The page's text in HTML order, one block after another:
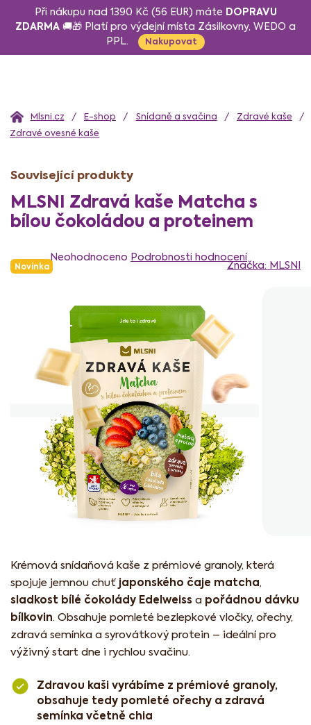
Při nákupu nad 1390 Kč (56 EUR) máte DOPRAVU
ZDARMA 🚚🎁 Platí pro výdejní místa Zásilkovny, WEDO a
PPL.
Nakupovat
Domů E-shop Snídaně a svačina
Zdravé kaše
Zdravé ovesné kaše
MLSNI Zdravá kaše Matcha s
bílou čokoládou a proteinem
Novinka
hodnocení
produktu
hvězdiček.
Neohodnoceno Podrobnosti hodnocení
Značka: MLSNI
Krémová snídaňová kaše z prémiové granoly, která
spojuje jemnou chuť japonského čaje matcha,
sladkost bílé čokolády Edelweiss a pořádnou dávku
bílkovin. Obsahuje pomleté bezlepkové vločky, ořechy,
zdravá semínka a syrovátkový protein – ideální pro
výživný start dne i rychlou svačinu.
Zdravou kaši vyrábíme z prémiové granoly,
obsahuje tedy pomleté ořechy a zdravá
semínka včetně chia
Související produkty